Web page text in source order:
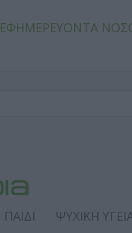
ΕΦΗΜΕΡΕΥΟΝΤΑ
ΠΑΙΔΙ ΨΥΧΙΚΗ